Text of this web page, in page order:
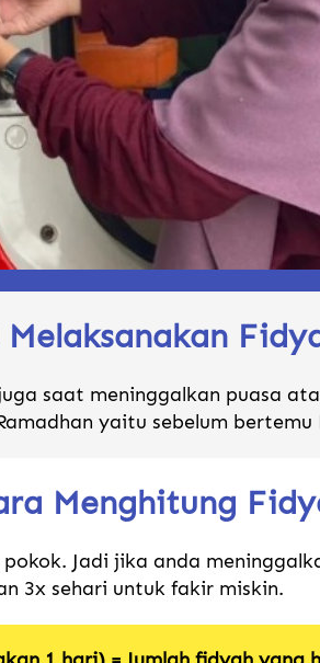
saat meninggalkan puasa
yaitu sebelum bertemu
Menghitung
Jadi jika anda
3x sehari untuk fakir miskin.